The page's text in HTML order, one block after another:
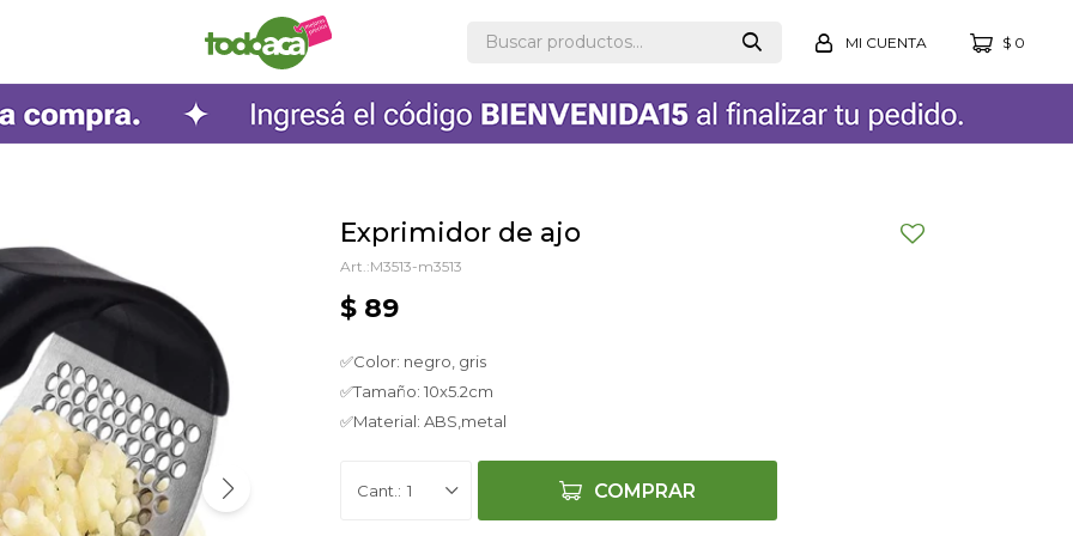
$ 0
Exprimidor de ajo
M3513-m3513
$ 89
✅Color: negro, gris
✅Tamaño: 10x5.2cm
✅Material: ABS,metal
1 COMPRAR